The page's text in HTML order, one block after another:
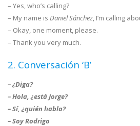
– Yes, who’s calling?
– My name is Daniel Sánchez , I’m calling
– Okay, one moment, please.
– Thank you very much.
2. Conversación ‘B’
– ¿Diga?
– Hola, ¿está Jorge?
– Sí, ¿quién habla?
– Soy Rodrigo